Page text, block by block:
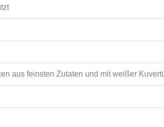
aus feinsten Zutaten und mit weißer